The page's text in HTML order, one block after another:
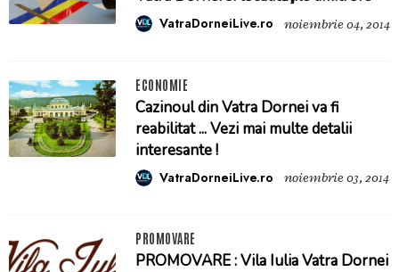
VatraDorneiLive.ro noiembrie 04, 2014
ECONOMIE
Cazinoul din Vatra Dornei va fi
reabilitat ... Vezi mai multe detalii
interesante !
VatraDorneiLive.ro noiembrie 03, 2014
PROMOVARE
PROMOVARE : Vila Iulia Vatra Dornei